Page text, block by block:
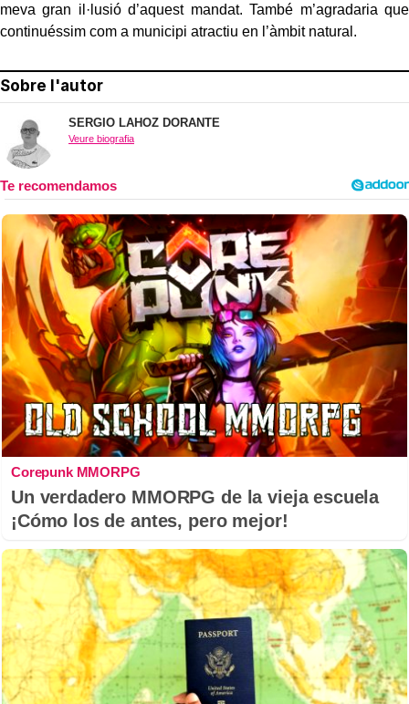
meva gran il·lusió d’aquest mandat. També m’agradaria que
continuéssim com a municipi atractiu en l’àmbit natural.
Sobre l'autor
SERGIO LAHOZ DORANTE
Veure biografia
Corepunk MMORPG
Un verdadero MMORPG de la vieja escuela
¡Cómo los de antes, pero mejor!